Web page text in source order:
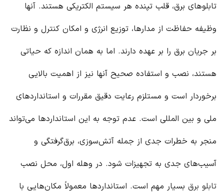
تابلوهای برق، قلب تپنده هر سیستم الکتریکی هستند. آنها
وظیفه حفاظت از مدارها، توزیع انرژی و امکان کنترل و نظارت
بر جریان برق را بر عهده دارند. اما به همان اندازه که حیاتی
هستند، نصب و استفاده صحیح آنها نیز از اهمیت بالایی
برخوردار است و مستلزم رعایت دقیق مقررات و استانداردهای
ملی و بین المللی است. عدم توجه به این استانداردها می‌تواند
منجر به خطرات جدی از جمله آتش‌سوزی، برق‌گرفتگی و
آسیب‌های جدی به تجهیزات شود. در وهله اول، محل نصب
تابلو برق بسیار مهم است. استانداردها معمولاً مکان‌هایی با